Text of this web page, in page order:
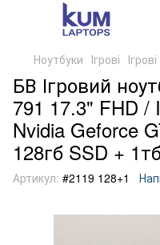
Ноутбуки Ігрові
БВ Ігровий
791 17.3" FHD /
Nvidia Geforce
128гб SSD +
Артикул: #2119 128+1